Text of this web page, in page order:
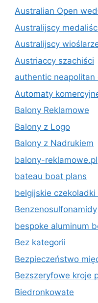
Australian Open
Australijscy
Australijscy
Austriaccy szachiści
authentic neapolitan
Automaty
Balony Reklamowe
Balony z Logo
Balony z Nadrukiem
balony-reklamowe.pl
bateau boat plans
belgijskie
Benzenosulfonamidy
bespoke aluminum
Bez kategorii
Bezpieczeństwo
Bezszeryfowe kroje
Biedronkowate